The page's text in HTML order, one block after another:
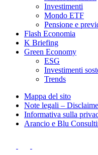
Investimenti
Mondo ETF
Pensione e
Flash Economia
K Briefing
Green Economy
ESG
Investimenti
Trends
Mappa del sito
Note legali –
Informativa sulla
Arancio e Blu